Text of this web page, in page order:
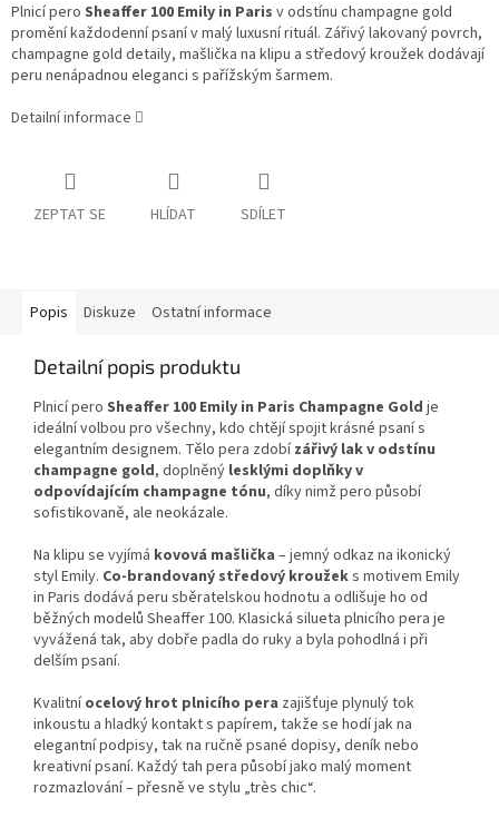
Plnicí pero Sheaffer 100 Emily in Paris v odstínu champagne gold
promění každodenní psaní v malý luxusní rituál. Zářivý lakovaný povrch,
champagne gold detaily, mašlička na klipu a středový kroužek dodávají
peru nenápadnou eleganci s pařížským šarmem.
Detailní informace
ZEPTAT SE HLÍDAT SDÍLET
Popis Diskuze Ostatní informace
Detailní popis produktu
Plnicí pero Sheaffer 100 Emily in Paris Champagne Gold je
ideální volbou pro všechny, kdo chtějí spojit krásné psaní s
elegantním designem. Tělo pera zdobízářivý lak v odstínu
champagne gold, doplněný lesklými doplňky v
odpovídajícím champagne tónu, díky nimž pero působí
sofistikovaně, ale neokázale.
Na klipu se vyjímá kovová mašlička – jemný odkaz na ikonický
styl Emily. Co-brandovaný středový kroužeks motivem Emily
in Paris dodává peru sběratelskou hodnotu a odlišuje ho od
běžných modelů Sheaffer 100. Klasická silueta plnicího pera je
vyvážená tak, aby dobře padla do ruky a byla pohodlná i při
delším psaní.
Kvalitníocelový hrot plnicího pera zajišťuje plynulý tok
inkoustu a hladký kontakt s papírem, takže se hodí jak na
elegantní podpisy, tak na ručně psané dopisy, deník nebo
kreativní psaní. Každý tah pera působí jako malý moment
rozmazlování – přesně ve stylu „très chic“.